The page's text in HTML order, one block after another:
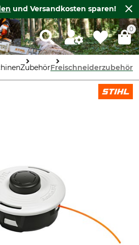
und Versandkosten sparen!
0
ZubehörFreischneiderzubehör